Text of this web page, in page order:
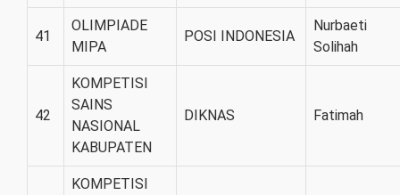
41
OLIMPIADE
MIPA
POSI INDONESIA
Nurbaeti
Solihah
42
KOMPETISI
SAINS
NASIONAL
KABUPATEN
DIKNAS Fatimah
KOMPETISI